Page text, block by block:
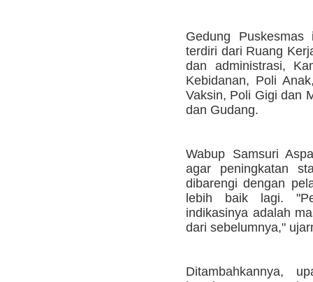
Gedung
terdiri dari Ruang
dan administrasi,
Kebidanan, Poli
Vaksin, Poli Gigi dan
dan Gudang.
Wabup Samsuri
agar peningkatan
dibarengi dengan
lebih baik lagi.
indikasinya adalah
dari sebelumnya,"
Ditambahkannya,